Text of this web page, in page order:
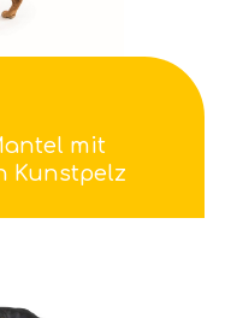
mit
Kunstpelz